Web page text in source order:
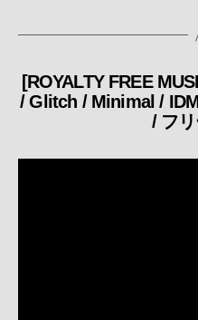
[ROYALTY FREE
/ Glitch / Minimal /
/ フ